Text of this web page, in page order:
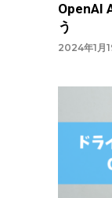
OpenAI
う
2024年1月